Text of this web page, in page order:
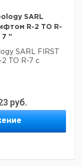
SARL
R-2 TO R-
7 "
SARL FIRST
TO R-7 с
руб.